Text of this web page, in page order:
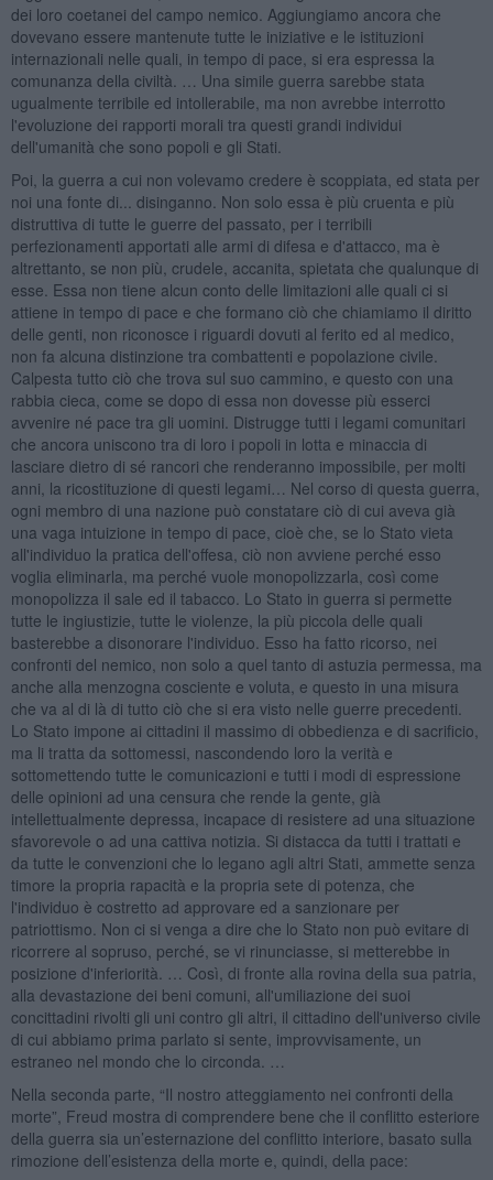
dei loro coetanei del campo nemico. Aggiungiamo ancora che
dovevano essere mantenute tutte le iniziative e le istituzioni
internazionali nelle quali, in tempo di pace, si era espressa la
comunanza della civiltà. … Una simile guerra sarebbe stata
ugualmente terribile ed intollerabile, ma non avrebbe interrotto
l'evoluzione dei rapporti morali tra questi grandi individui
dell'umanità che sono popoli e gli Stati.
Poi, la guerra a cui non volevamo credere è scoppiata, ed stata per
noi una fonte di... disinganno. Non solo essa è più cruenta e più
distruttiva di tutte le guerre del passato, per i terribili
perfezionamenti apportati alle armi di difesa e d'attacco, ma è
altrettanto, se non più, crudele, accanita, spietata che qualunque di
esse. Essa non tiene alcun conto delle limitazioni alle quali ci si
attiene in tempo di pace e che formano ciò che chiamiamo il diritto
delle genti, non riconosce i riguardi dovuti al ferito ed al medico,
non fa alcuna distinzione tra combattenti e popolazione civile.
Calpesta tutto ciò che trova sul suo cammino, e questo con una
rabbia cieca, come se dopo di essa non dovesse più esserci
avvenire né pace tra gli uomini. Distrugge tutti i legami comunitari
che ancora uniscono tra di loro i popoli in lotta e minaccia di
lasciare dietro di sé rancori che renderanno impossibile, per molti
anni, la ricostituzione di questi legami… Nel corso di questa guerra,
ogni membro di una nazione può constatare ciò di cui aveva già
una vaga intuizione in tempo di pace, cioè che, se lo Stato vieta
all'individuo la pratica dell'offesa, ciò non avviene perché esso
voglia eliminarla, ma perché vuole monopolizzarla, così come
monopolizza il sale ed il tabacco. Lo Stato in guerra si permette
tutte le ingiustizie, tutte le violenze, la più piccola delle quali
basterebbe a disonorare l'individuo. Esso ha fatto ricorso, nei
confronti del nemico, non solo a quel tanto di astuzia permessa, ma
anche alla menzogna cosciente e voluta, e questo in una misura
che va al di là di tutto ciò che si era visto nelle guerre precedenti.
Lo Stato impone ai cittadini il massimo di obbedienza e di sacrificio,
ma li tratta da sottomessi, nascondendo loro la verità e
sottomettendo tutte le comunicazioni e tutti i modi di espressione
delle opinioni ad una censura che rende la gente, già
intellettualmente depressa, incapace di resistere ad una situazione
sfavorevole o ad una cattiva notizia. Si distacca da tutti i trattati e
da tutte le convenzioni che lo legano agli altri Stati, ammette senza
timore la propria rapacità e la propria sete di potenza, che
l'individuo è costretto ad approvare ed a sanzionare per
patriottismo. Non ci si venga a dire che lo Stato non può evitare di
ricorrere al sopruso, perché, se vi rinunciasse, si metterebbe in
posizione d'inferiorità. … Così, di fronte alla rovina della sua patria,
alla devastazione dei beni comuni, all'umiliazione dei suoi
concittadini rivolti gli uni contro gli altri, il cittadino dell'universo civile
di cui abbiamo prima parlato si sente, improvvisamente, un
estraneo nel mondo che lo circonda. …
Nella seconda parte, “Il nostro atteggiamento nei confronti della
morte”, Freud mostra di comprendere bene che il conflitto esteriore
della guerra sia un’esternazione del conflitto interiore, basato sulla
rimozione dell’esistenza della morte e, quindi, della pace: